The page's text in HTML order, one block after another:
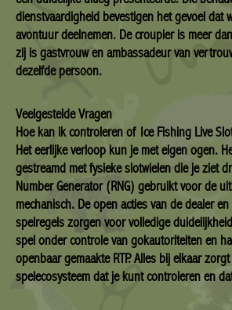
dienstvaardigheid bevestigen het gevoel dat
avontuur deelnemen. De croupier is meer
zij is gastvrouw en ambassadeur van
dezelfde persoon.
Veelgestelde Vragen
Hoe kan ik controleren of Ice Fishing Live
Het eerlijke verloop kun je met eigen ogen.
gestreamd met fysieke slotwielen die je ziet
Number Generator (RNG) gebruikt voor de
mechanisch. De open acties van de dealer
spelregels zorgen voor volledige
spel onder controle van gokautoriteiten en
openbaar gemaakte RTP. Alles bij elkaar
spelecosysteem dat je kunt controleren en